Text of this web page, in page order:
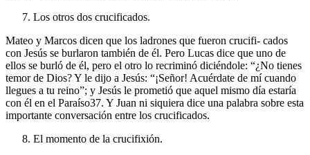
Los otros dos crucificados.
Mateo y Marcos dicen que los ladrones que fueron crucifi- cados
con Jesús se burlaron también de él. Pero Lucas dice que uno de
ellos se burló de él, pero el otro lo recriminó diciéndole: “¿No tienes
temor de Dios? Y le dijo a Jesús: “¡Señor! Acuérdate de mí cuando
llegues a tu reino”; y Jesús le prometió que aquel mismo día estaría
con él en el Paraíso37. Y Juan ni siquiera dice una palabra sobre esta
importante conversación entre los crucificados.
El momento de la crucifixión.